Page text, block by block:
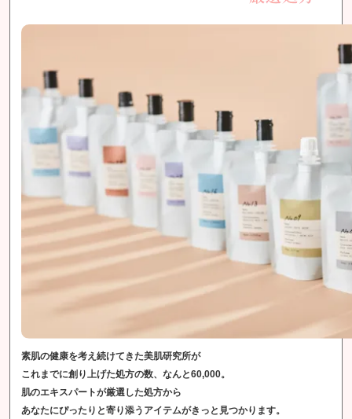
素肌の健康を考え続けてきた美肌研究所が
これまでに創り上げた処方の数、なんと60,000。
肌のエキスパートが厳選した処方から
あなたにぴったりと寄り添うアイテムがきっと見つかります。